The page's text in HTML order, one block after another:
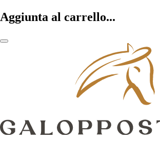
Aggiunta al carrello...